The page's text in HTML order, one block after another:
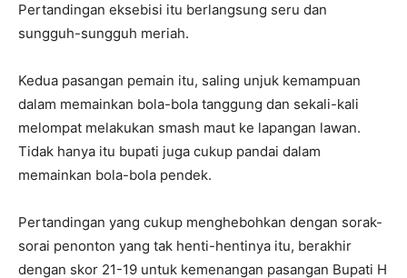
Pertandingan eksebisi itu berlangsung seru dan
sungguh-sungguh meriah.
Kedua pasangan pemain itu, saling unjuk kemampuan
dalam memainkan bola-bola tanggung dan sekali-kali
melompat melakukan smash maut ke lapangan lawan.
Tidak hanya itu bupati juga cukup pandai dalam
memainkan bola-bola pendek.
Pertandingan yang cukup menghebohkan dengan sorak-
sorai penonton yang tak henti-hentinya itu, berakhir
dengan skor 21-19 untuk kemenangan pasangan Bupati H